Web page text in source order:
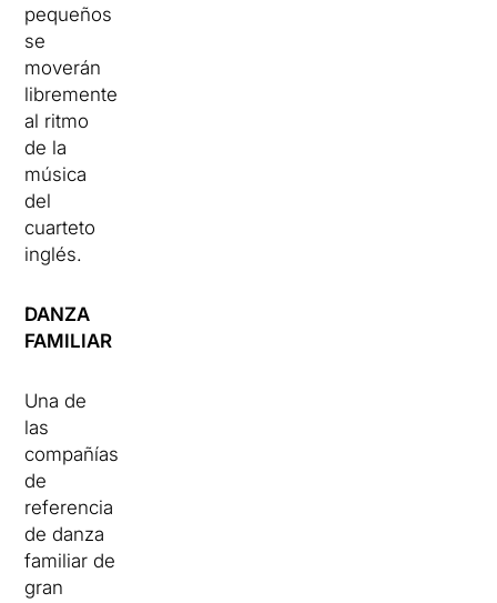
pequeños
se
moverán
libremente
al ritmo
de la
música
del
cuarteto
inglés.
DANZA
FAMILIAR
Una de
las
compañías
de
referencia
de danza
familiar de
gran